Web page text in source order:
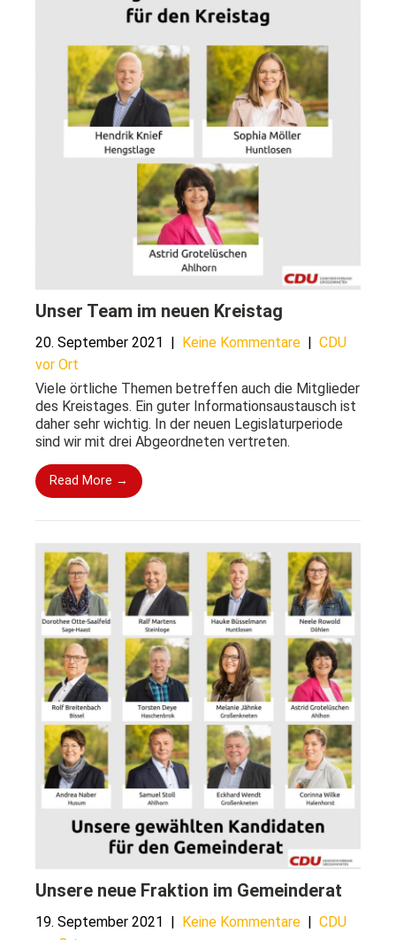
Unser Team im neuen Kreistag
20. September 2021 | Keine Kommentare | CDU
vor Ort
Viele örtliche Themen betreffen auch die Mitglieder
des Kreistages. Ein guter Informationsaustausch ist
daher sehr wichtig. In der neuen Legislaturperiode
sind wir mit drei Abgeordneten vertreten.
Read More →
Unsere neue Fraktion im Gemeinderat
19. September 2021 | Keine Kommentare | CDU